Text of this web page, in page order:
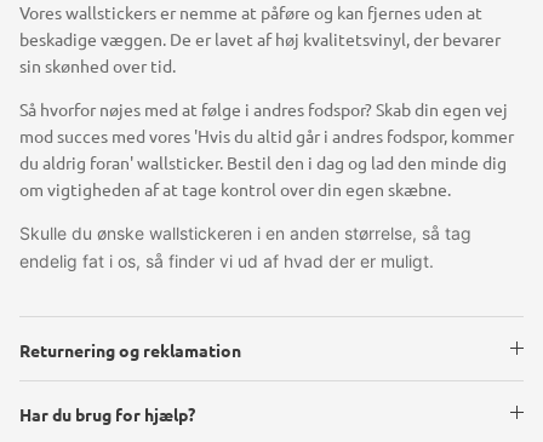
Vores wallstickers er nemme at påføre og kan fjernes uden at
beskadige væggen. De er lavet af høj kvalitetsvinyl, der bevarer
sin skønhed over tid.
Så hvorfor nøjes med at følge i andres fodspor? Skab din egen vej
mod succes med vores 'Hvis du altid går i andres fodspor, kommer
du aldrig foran' wallsticker. Bestil den i dag og lad den minde dig
om vigtigheden af at tage kontrol over din egen skæbne.
Skulle du ønske wallstickeren i en anden størrelse, så tag
endelig fat i os, så finder vi ud af hvad der er muligt.
Returnering og reklamation
Har du brug for hjælp?